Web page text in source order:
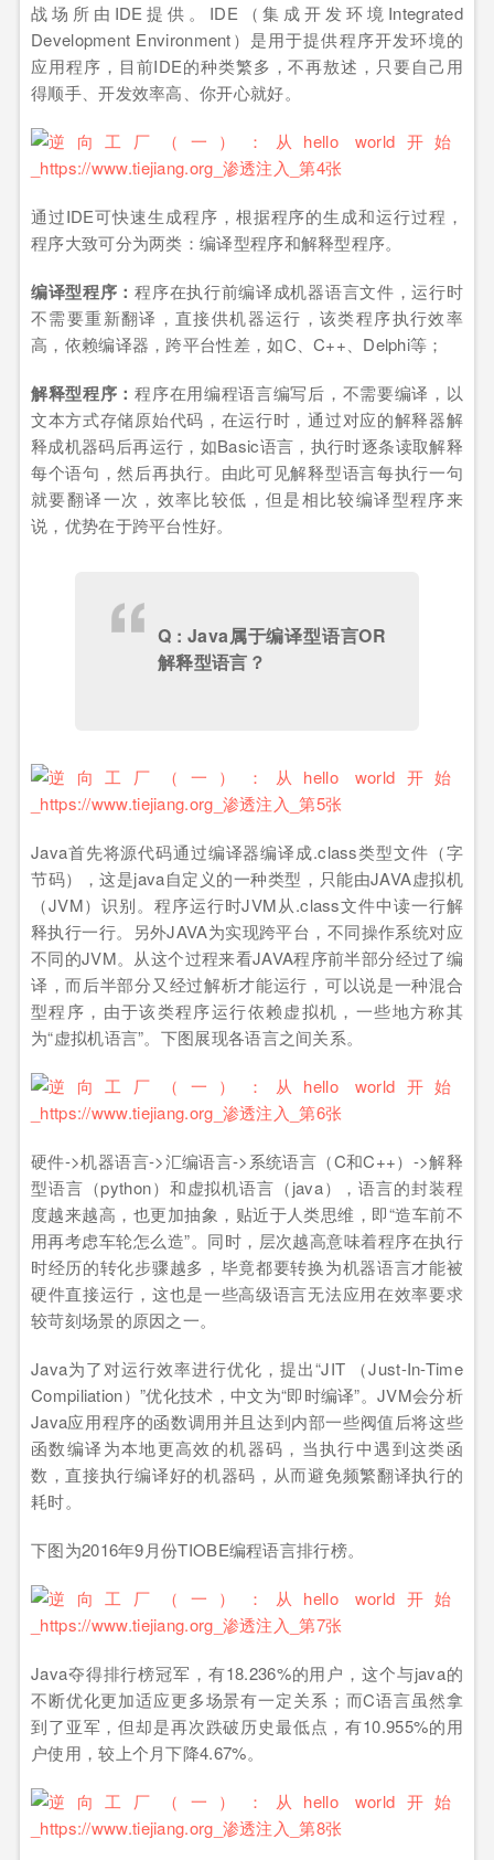
战场所由IDE提供。IDE（集成开发环境Integrated
Development Environment）是用于提供程序开发环境的
应用程序，目前IDE的种类繁多，不再敖述，只要自己用
得顺手、开发效率高、你开心就好。
通过IDE可快速生成程序，根据程序的生成和运行过程，
程序大致可分为两类：编译型程序和解释型程序。
编译型程序：程序在执行前编译成机器语言文件，运行时
不需要重新翻译，直接供机器运行，该类程序执行效率
高，依赖编译器，跨平台性差，如C、C++、Delphi等；
解释型程序：程序在用编程语言编写后，不需要编译，以
文本方式存储原始代码，在运行时，通过对应的解释器解
释成机器码后再运行，如Basic语言，执行时逐条读取解释
每个语句，然后再执行。由此可见解释型语言每执行一句
就要翻译一次，效率比较低，但是相比较编译型程序来
说，优势在于跨平台性好。
Q : Java属于编译型语言OR
解释型语言？
Java首先将源代码通过编译器编译成.class类型文件（字
节码），这是java自定义的一种类型，只能由JAVA虚拟机
（JVM）识别。程序运行时JVM从.class文件中读一行解
释执行一行。另外JAVA为实现跨平台，不同操作系统对应
不同的JVM。从这个过程来看JAVA程序前半部分经过了编
译，而后半部分又经过解析才能运行，可以说是一种混合
型程序，由于该类程序运行依赖虚拟机，一些地方称其
为“虚拟机语言”。下图展现各语言之间关系。
硬件->机器语言->汇编语言->系统语言（C和C++）->解释
型语言（python）和虚拟机语言（java），语言的封装程
度越来越高，也更加抽象，贴近于人类思维，即“造车前不
用再考虑车轮怎么造”。同时，层次越高意味着程序在执行
时经历的转化步骤越多，毕竟都要转换为机器语言才能被
硬件直接运行，这也是一些高级语言无法应用在效率要求
较苛刻场景的原因之一。
Java为了对运行效率进行优化，提出“JIT （Just-In-Time
Compiliation）”优化技术，中文为“即时编译”。JVM会分析
Java应用程序的函数调用并且达到内部一些阀值后将这些
函数编译为本地更高效的机器码，当执行中遇到这类函
数，直接执行编译好的机器码，从而避免频繁翻译执行的
耗时。
下图为2016年9月份TIOBE编程语言排行榜。
Java夺得排行榜冠军，有18.236%的用户，这个与java的
不断优化更加适应更多场景有一定关系；而C语言虽然拿
到了亚军，但却是再次跌破历史最低点，有10.955%的用
户使用，较上个月下降4.67%。